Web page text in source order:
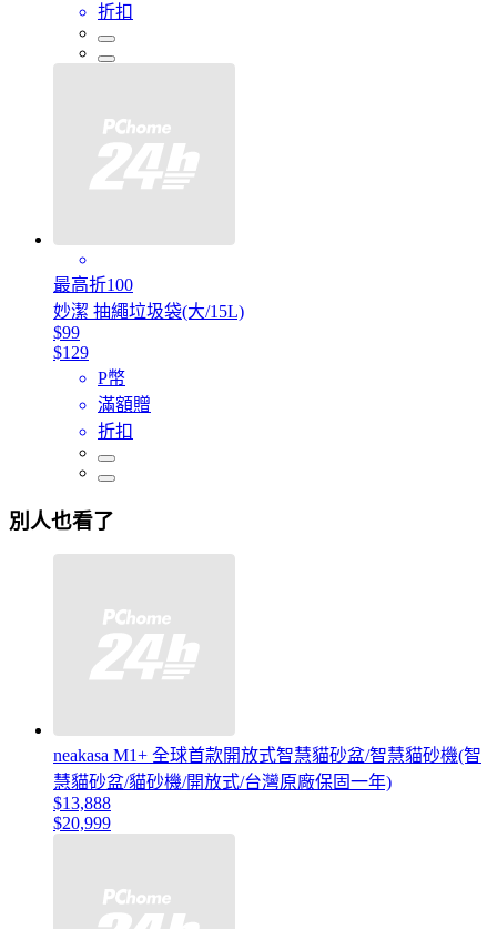
折扣
最高折100
妙潔 抽繩垃圾袋(大/15L)
$99
$129
P幣
滿額贈
折扣
別人也看了
neakasa M1+ 全球首款開放式智慧貓砂盆/智慧貓砂機(智
慧貓砂盆/貓砂機/開放式/台灣原廠保固一年)
$13,888
$20,999